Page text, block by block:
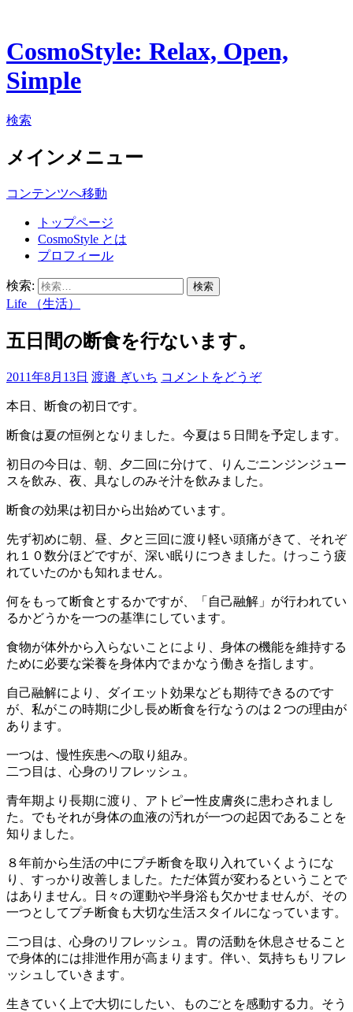
CosmoStyle: Relax, Open,
Simple
検索
メインメニュー
コンテンツへ移動
トップページ
CosmoStyle とは
プロフィール
検索:
Life （生活）
五日間の断食を行ないます。
2011年8月13日 渡邉 ぎいち コメントをどうぞ
本日、断食の初日です。
断食は夏の恒例となりました。今夏は５日間を予定します。
初日の今日は、朝、夕二回に分けて、りんごニンジンジュー
スを飲み、夜、具なしのみそ汁を飲みました。
断食の効果は初日から出始めています。
先ず初めに朝、昼、夕と三回に渡り軽い頭痛がきて、それぞ
れ１０数分ほどですが、深い眠りにつきました。けっこう疲
れていたのかも知れません。
何をもって断食とするかですが、「自己融解」が行われてい
るかどうかを一つの基準にしています。
食物が体外から入らないことにより、身体の機能を維持する
ために必要な栄養を身体内でまかなう働きを指します。
自己融解により、ダイエット効果なども期待できるのです
が、私がこの時期に少し長め断食を行なうのは２つの理由が
あります。
一つは、慢性疾患への取り組み。
二つ目は、心身のリフレッシュ。
青年期より長期に渡り、アトピー性皮膚炎に患わされまし
た。でもそれが身体の血液の汚れが一つの起因であることを
知りました。
８年前から生活の中にプチ断食を取り入れていくようにな
り、すっかり改善しました。ただ体質が変わるということで
はありません。日々の運動や半身浴も欠かせませんが、その
一つとしてプチ断食も大切な生活スタイルになっています。
二つ目は、心身のリフレッシュ。胃の活動を休息させること
で身体的には排泄作用が高まります。伴い、気持ちもリフレ
ッシュしていきます。
生きていく上で大切にしたい、ものごとを感動する力。そう